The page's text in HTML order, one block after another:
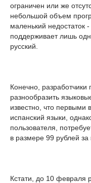
ограничен или же
небольшой объем
маленький недостаток
поддерживает лишь
русский.
Конечно, разработчики
разнообразить
известно, что первыми
испанский языки,
пользователя,
в размере 99 рублей
Кстати, до 10 февраля